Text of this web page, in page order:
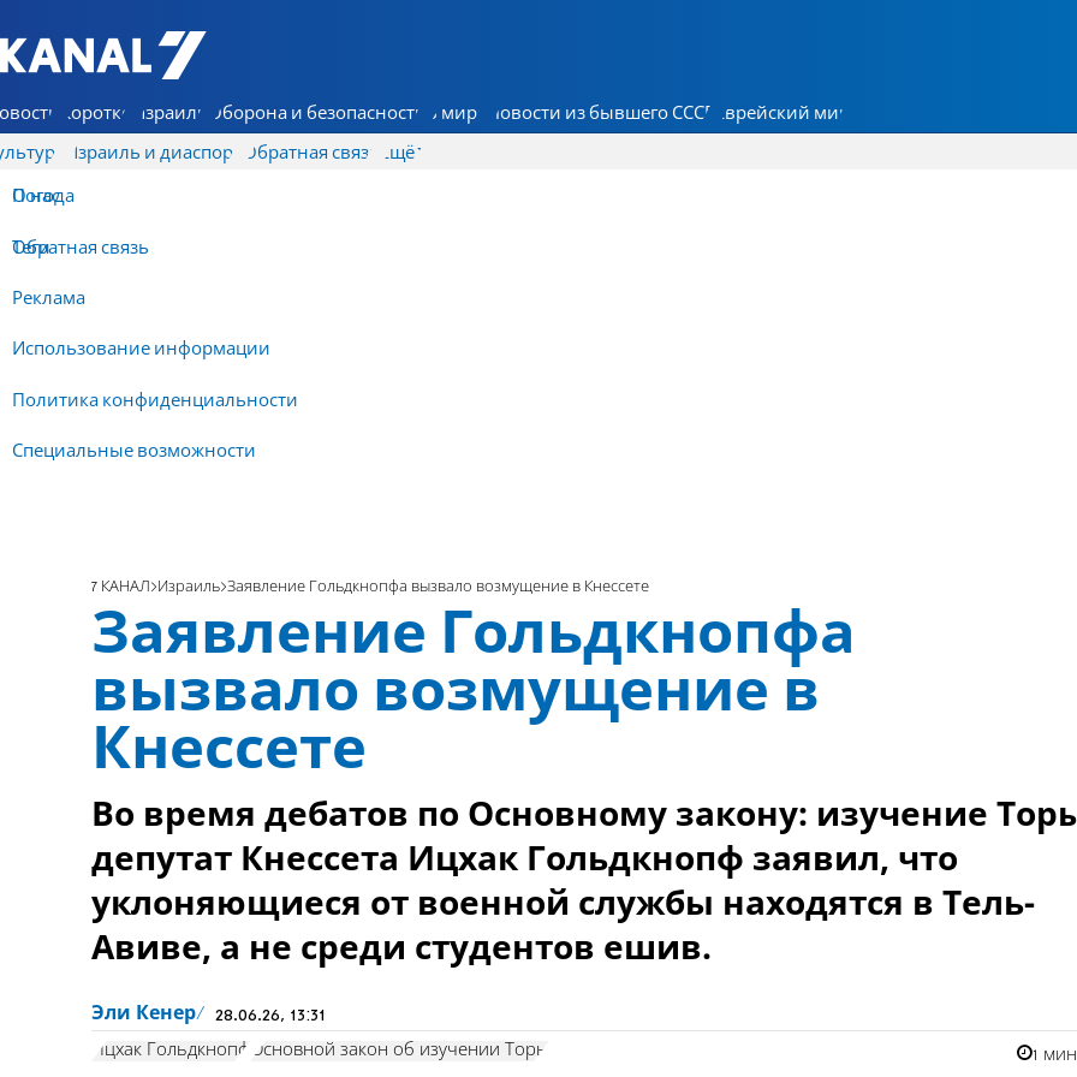
7 КАНАЛ - Аруц Шева
Коротко Израиль Оборона и безопасность В мире Новости из бывшего СССР Еврейский мир
Израиль и диаспора Обратная связь
О нас
Обратная связь
Реклама
Использование информации
Политика конфиденциальности
Специальные возможности
Ещё
Погода
Теги
7 КАНАЛ Израиль Заявление Гольдкнопфа вызвало возмущение в Кнессете
Заявление Гольдкнопфа
вызвало возмущение в
Кнессете
Во время дебатов по Основному закону: изучение
депутат Кнессета Ицхак Гольдкнопф заявил, что
уклоняющиеся от военной службы находятся в Тель-
Авиве, а не среди студентов ешив.
Эли Кенер 28.06.26, 13:31
Ицхак Гольдкнопф Основной закон об изучении Торы 1